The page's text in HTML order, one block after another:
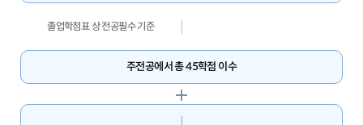
졸업학점표 상 전공필수 기준
주전공에서 총 45학점 이수